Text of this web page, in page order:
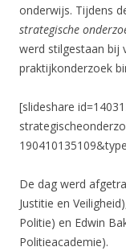
onderwijs. Tijdens
strategische
werd stilgestaan bij
praktijkonderzoek
[slideshare
De dag werd
Justitie en
Politie) en Edwin
Politieacademie).